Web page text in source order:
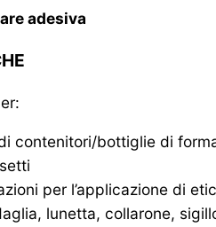
adesiva
contenitori/bottiglie di
per l’applicazione di
lunetta, collarone,